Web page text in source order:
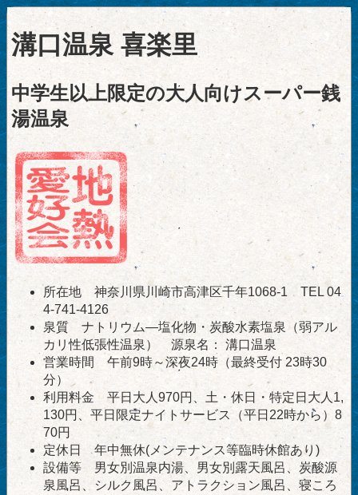
溝口温泉 喜楽里
中学生以上限定の大人向けスーパー銭
湯温泉
所在地 神奈川県川崎市高津区千年1068-1 TEL 04
4-741-4126
泉質 ナトリウム―塩化物・炭酸水素塩泉（弱アル
カリ性低張性温泉） 源泉名： 溝口温泉
営業時間 午前9時～深夜24時（最終受付 23時30
分）
利用料金 平日大人970円、土・休日・特定日大人1,
130円、平日限定ナイトサービス（平日22時から）8
70円
定休日 年中無休(メンテナンス等臨時休館あり)
設備等 男女別温泉内湯、男女別露天風呂、炭酸源
泉風呂、シルク風呂、アトラクション風呂、寝ころ